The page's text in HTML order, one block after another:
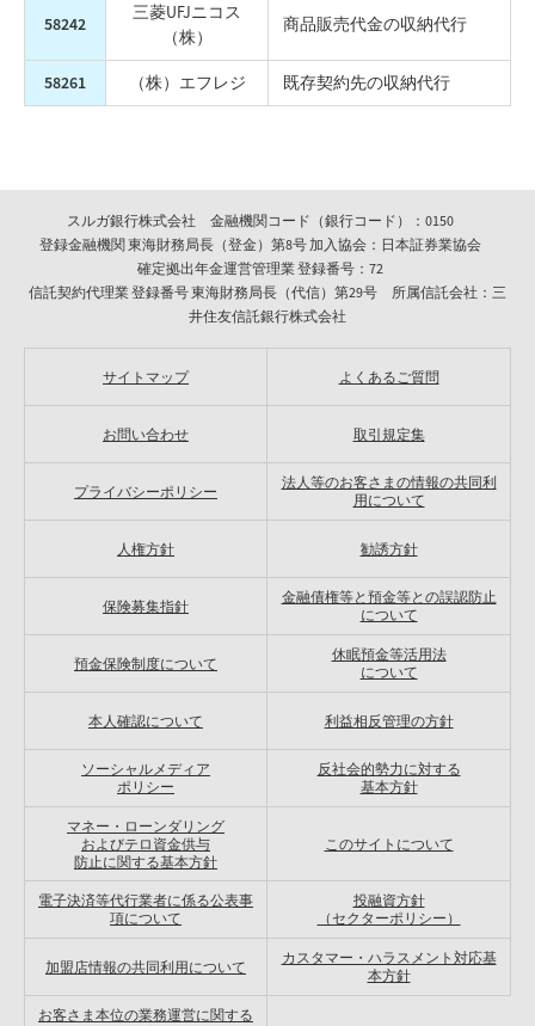
58242
三菱UFJニコス
（株）
商品販売代金の収納代行
58261 （株）エフレジ 既存契約先の収納代行
スルガ銀行株式会社 金融機関コード（銀行コード）：0150
登録金融機関 東海財務局長（登金）第8号 加入協会：日本証券業協会
確定拠出年金運営管理業 登録番号：72
信託契約代理業 登録番号 東海財務局長（代信）第29号 所属信託会社：三
井住友信託銀行株式会社
サイトマップ よくあるご質問
お問い合わせ 取引規定集
プライバシーポリシー
法人等のお客さまの情報の共同利
用について
人権方針 勧誘方針
保険募集指針
金融債権等と預金等との誤認防止
について
預金保険制度について
休眠預金等活用法
について
本人確認について 利益相反管理の方針
ソーシャルメディア
ポリシー
反社会的勢力に対する
基本方針
マネー・ローンダリング
およびテロ資金供与
防止に関する基本方針
このサイトについて
電子決済等代行業者に係る公表事
項について
投融資方針
（セクターポリシー）
加盟店情報の共同利用について
カスタマー・ハラスメント対応基
本方針
お客さま本位の業務運営に関する